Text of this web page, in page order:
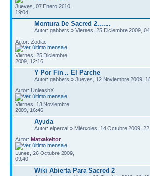
Jueves, 07 Enero 2010,
19:04
Montura De Sacred 2.......
Autor: gabbers » Viernes, 25 Diciembre 2009,
Autor: Zodiac
Viernes, 25 Diciembre
2009, 12:16
Y Por Fin... El Parche
Autor: gabbers » Jueves, 12 Noviembre 2009,
Autor: UnleashX
Viernes, 13 Noviembre
2009, 16:46
Ayuda
Autor: elpercal » Miércoles, 14 Octubre 2009,
Autor: Matxakeitor
Lunes, 26 Octubre 2009,
09:40
Wiki Abierta Para Sacred 2